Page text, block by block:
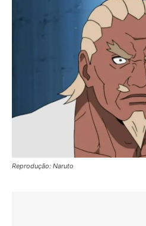
Reprodução: Naruto